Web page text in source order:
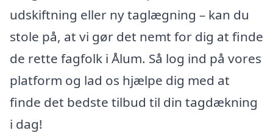
udskiftning eller ny taglægning – kan du
stole på, at vi gør det nemt for dig at finde
de rette fagfolk i Ålum. Så log ind på vores
platform og lad os hjælpe dig med at
finde det bedste tilbud til din tagdækning
i dag!